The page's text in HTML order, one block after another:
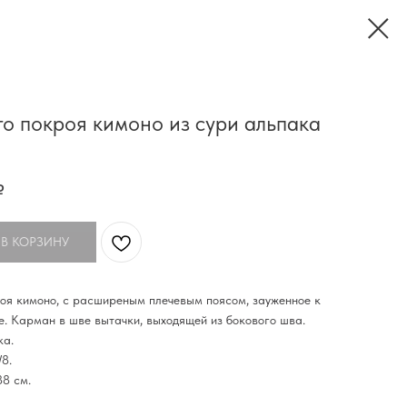
покроя кимоно из сури альпака
КОРЗИНУ
кимоно, с расширеным плечевым поясом, зауженное к
Карман в шве вытачки, выходящей из бокового шва.
см.